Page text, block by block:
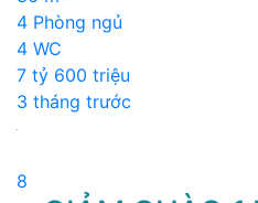
4 Phòng ngủ
4 WC
7 tỷ 600 triệu
3 tháng trước
8